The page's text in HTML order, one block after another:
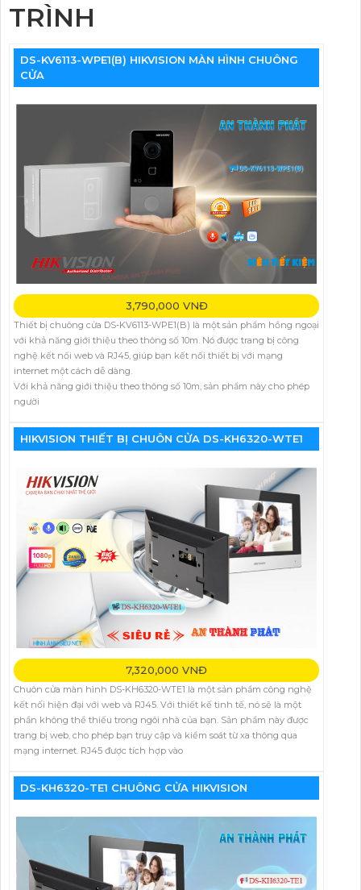
TRÌNH
DS-KV6113-WPE1(B) HIKVISION MÀN HÌNH CHUÔNG
CỬA
3,790,000 VNĐ
Thiết bị chuông cửa DS-KV6113-WPE1(B) là một sản phẩm hồng ngoại
với khả năng giới thiệu theo thông số 10m. Nó được trang bị công
nghệ kết nối web và RJ45, giúp bạn kết nối thiết bị với mạng
internet một cách dễ dàng.
Với khả năng giới thiệu theo thông số 10m, sản phẩm này cho phép
người
HIKVISION THIẾT BỊ CHUÔN CỬA DS-KH6320-WTE1
7,320,000 VNĐ
Chuôn cửa màn hình DS-KH6320-WTE1 là một sản phẩm công nghệ
kết nối hiện đại với web và RJ45. Với thiết kế tinh tế, nó sẽ là một
phần không thể thiếu trong ngôi nhà của bạn. Sản phẩm này được
trang bị web, cho phép bạn truy cập và kiểm soát từ xa thông qua
mạng internet. RJ45 được tích hợp vào
DS-KH6320-TE1 CHUÔNG CỬA HIKVISION